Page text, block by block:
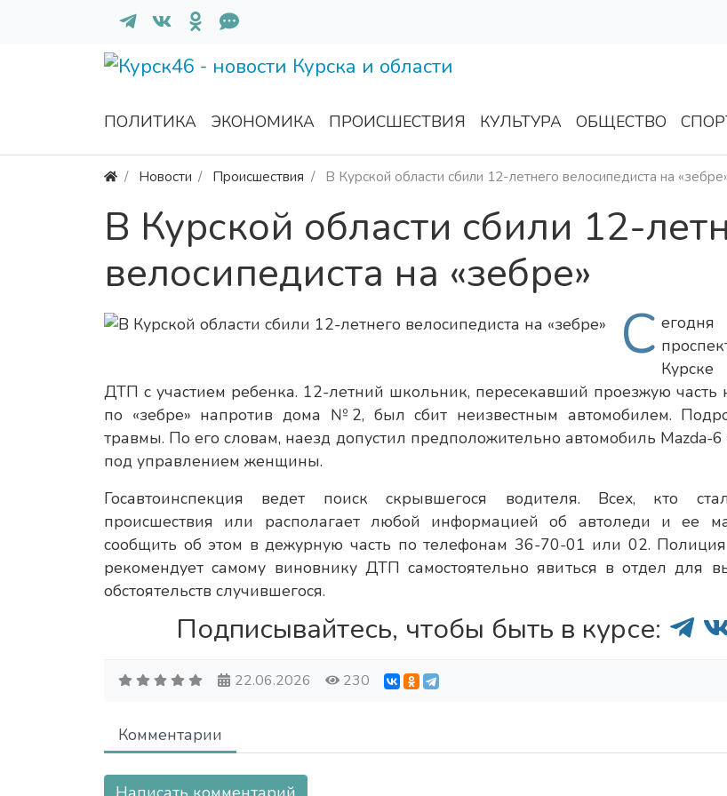
ПОЛИТИКА ЭКОНОМИКА ПРОИСШЕСТВИЯ КУЛЬТУРА ОБЩЕСТВО
Новости Происшествия В Курской области сбили 12-летнего велосипедиста на
В Курской области сбили 12-
велосипедиста на «зебре»
С
ДТП с участием ребенка. 12-летний школьник, пересекавший проезжую часть
по «зебре» напротив дома №2, был сбит неизвестным автомобилем.
травмы. По его словам, наезд допустил предположительно автомобиль Mazda-6
под управлением женщины.
Госавтоинспекция ведет поиск скрывшегося водителя. Всех, кто
происшествия или располагает любой информацией об автоледи и ее
сообщить об этом в дежурную часть по телефонам 36-70-01 или 02. Полиция
рекомендует самому виновнику ДТП самостоятельно явиться в отдел для
обстоятельств случившегося.
Подписывайтесь, чтобы быть в курсе:
22.06.2026 230
Комментарии